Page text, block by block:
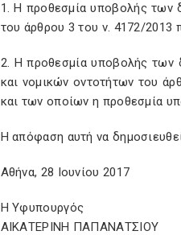
1. Η προθεσμία υποβολής
του άρθρου 3 του ν. 4172/2013
2. Η προθεσμία υποβολής
και νομικών οντοτήτων του
και των οποίων η προθεσμία
Η απόφαση αυτή να
Αθήνα, 28 Ιουνίου 2017
Η Υφυπουργός
ΑΙΚΑΤΕΡΙΝΗ ΠΑΠΑΝΑΤΣΙΟΥ